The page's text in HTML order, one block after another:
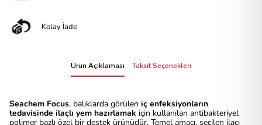
Kolay İade
Ürün Açıklaması Taksit Seçenekleri
Seachem Focus, balıklarda görülen iç enfeksiyonların
tedavisinde ilaçlı yem hazırlamak için kullanılan antibakteriyel
polimer bazlı özel bir destek ürünüdür. Temel amacı, seçilen ilacı